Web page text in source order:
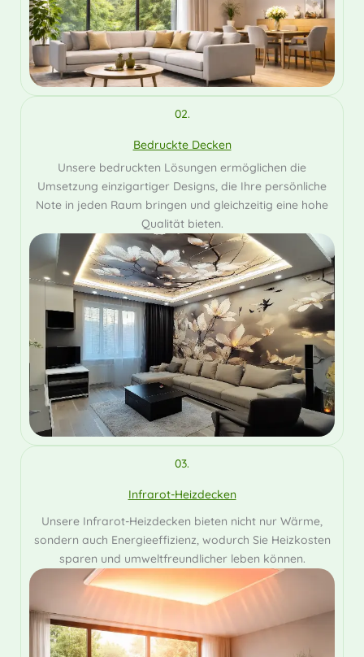
02.
Bedruckte Decken
Unsere bedruckten Lösungen ermöglichen die
Umsetzung einzigartiger Designs, die Ihre persönliche
Note in jeden Raum bringen und gleichzeitig eine hohe
Qualität bieten.
03.
Infrarot-Heizdecken
Unsere Infrarot-Heizdecken bieten nicht nur Wärme,
sondern auch Energieeffizienz, wodurch Sie Heizkosten
sparen und umweltfreundlicher leben können.